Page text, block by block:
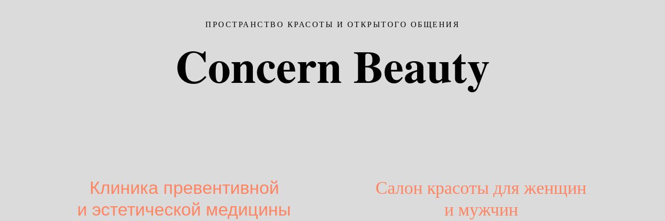
ПРОСТРАНСТВО КРАСОТЫ И ОТКРЫТОГО ОБЩЕНИЯ
Concern Beauty
Клиника превентивной
и эстетической медицины
Салон красоты для женщин
и мужчин